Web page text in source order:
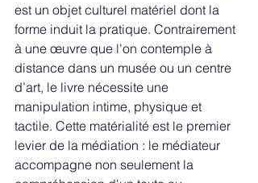
est un objet culturel matériel dont la
forme induit la pratique. Contrairement
à une œuvre que l'on contemple à
distance dans un musée ou un centre
d’art, le livre nécessite une
manipulation intime, physique et
tactile. Cette matérialité est le premier
levier de la médiation : le médiateur
accompagne non seulement la